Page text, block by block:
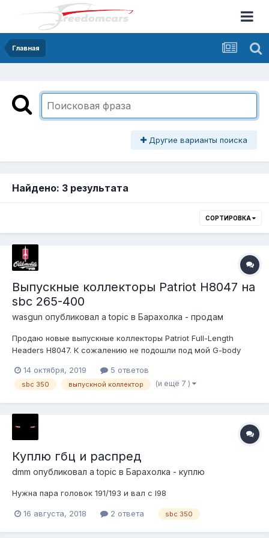
Главная
Другие варианты поиска
Найдено: 3 результата
СОРТИРОВКА
Выпускные коллекторы Patriot H8047 на
sbc 265-400
wasgun опубликовал a topic в Барахолка - продам
Продаю новые выпускные коллекторы Patriot Full-Length
Headers H8047. К сожалению не подошли под мой G-body
есть небольшой налет ржи, но это совсем не критично.
Хедеры металлические +в комплекте идут фланцы
14 октября, 2019 5 ответов
sbc 350 выпускной коллектор (и ещё 7 )
Куплю гбц и распред
dmm опубликовал a topic в Барахолка - куплю
Нужна пара головок 191/193 и вал с l98
16 августа, 2018 2 ответа sbc 350